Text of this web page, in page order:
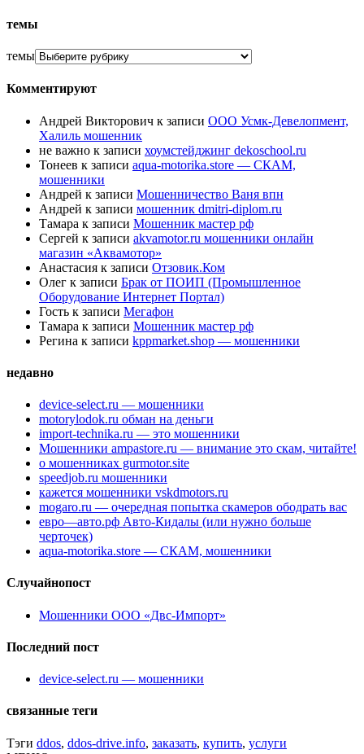
темы
темы
Комментируют
Андрей Викторович к записи ООО Усмк-Девелопмент,
Халиль мошенник
не важно к записи хоумстейджинг dekoschool.ru
Тонеев к записи aqua-motorika.store — СКАМ,
мошенники
Андрей к записи Мошенничество Ваня впн
Андрей к записи мошенник dmitri-diplom.ru
Тамара к записи Мошенник мастер рф
Сергей к записи akvamotor.ru мошенники онлайн
магазин «Аквамотор»
Анастасия к записи Отзовик.Ком
Олег к записи Брак от ПОИП (Промышленное
Оборудование Интернет Портал)
Гость к записи Мегафон
Тамара к записи Мошенник мастер рф
Регина к записи kppmarket.shop — мошенники
недавно
device-select.ru — мошенники
motorylodok.ru обман на деньги
import-technika.ru — это мошенники
Мошенники ampastore.ru — внимание это скам, читайте!
о мошенниках gurmotor.site
speedjob.ru мошенники
кажется мошенники vskdmotors.ru
mogaro.ru — очередная попытка скамеров ободрать вас
евро—авто.рф Авто-Кидалы (или нужно больше
черточек)
aqua-motorika.store — СКАМ, мошенники
Случайнопост
Мошенники ООО «Двс-Импорт»
Последний пост
device-select.ru — мошенники
связанные теги
Тэги ddos, ddos-drive.info, заказать, купить, услуги